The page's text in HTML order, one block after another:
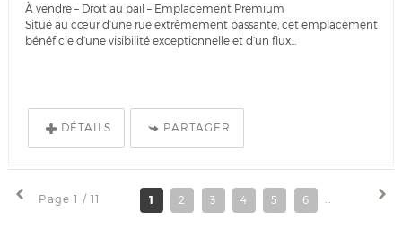
À vendre – Droit au bail – Emplacement Premium
Situé au cœur d’une rue extrêmement passante, cet emplacement
bénéficie d’une visibilité exceptionnelle et d’un flux...
DÉTAILS PARTAGER
Page 1 / 11 1 2 3 4 5 6